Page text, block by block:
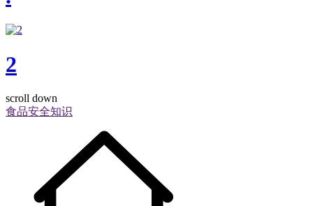
2
scroll down
食品安全知识